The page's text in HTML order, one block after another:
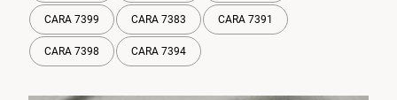
CARA 7399 CARA 7383 CARA 7391
CARA 7398 CARA 7394